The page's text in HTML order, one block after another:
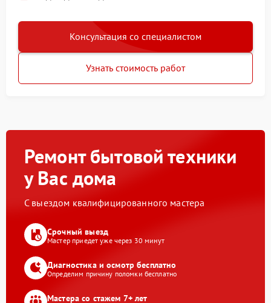
Консультация со специалистом
Узнать стоимость работ
Ремонт бытовой техники
у Вас дома
С выездом квалифицированного мастера
Срочный выезд
Мастер приедет уже через 30 минут
Диагностика и осмотр бесплатно
Определим причину поломки бесплатно
Мастера со стажем 7+ лет